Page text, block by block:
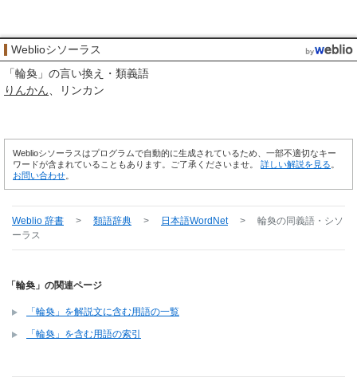
Weblioシソーラス
「輪奐 」の言い換え・類義語
りんかん
リンカン
Weblioシソーラスはプログラムで自動的に生成されているため、一部不適切なキー
ワードが含まれていることもあります。ご了承くださいませ。 詳しい解説を見る。
お問い合わせ。
Weblio 辞書 > 類語辞典 > 日本語WordNet > 輪奐の同義語・シソ
ーラス
「輪奐」の関連ページ
「輪奐」を解説文に含む用語の一覧
「輪奐」を含む用語の索引